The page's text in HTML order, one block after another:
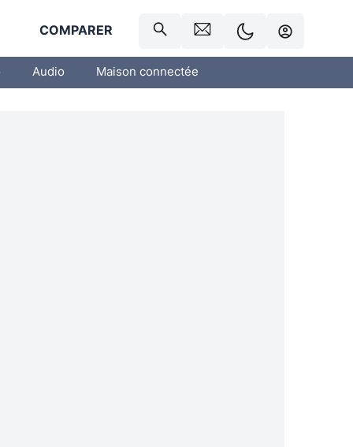
COMPARER
Audio Maison connectée